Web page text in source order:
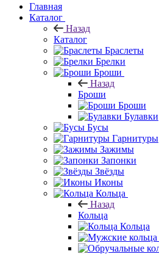
Главная
Каталог
Назад
Каталог
Браслеты
Брелки
Броши
Назад
Броши
Броши
Булавки
Бусы
Гарнитуры
Зажимы
Запонки
Звёзды
Иконы
Кольца
Назад
Кольца
Кольца